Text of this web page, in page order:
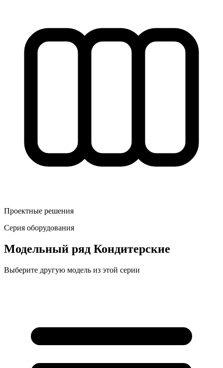
Проектные решения
Серия оборудования
Модельный ряд Кондитерские
Выберите другую модель из этой серии